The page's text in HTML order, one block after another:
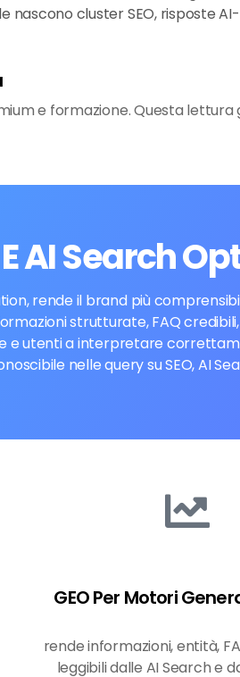
nascono cluster SEO, risposte
e formazione. Questa
E AI Search
rende il brand più
strutturate, FAQ
e utenti a interpretare
nelle query su SEO, AI
GEO Per Motori
rende informazioni, entità,
leggibili dalle AI Search e